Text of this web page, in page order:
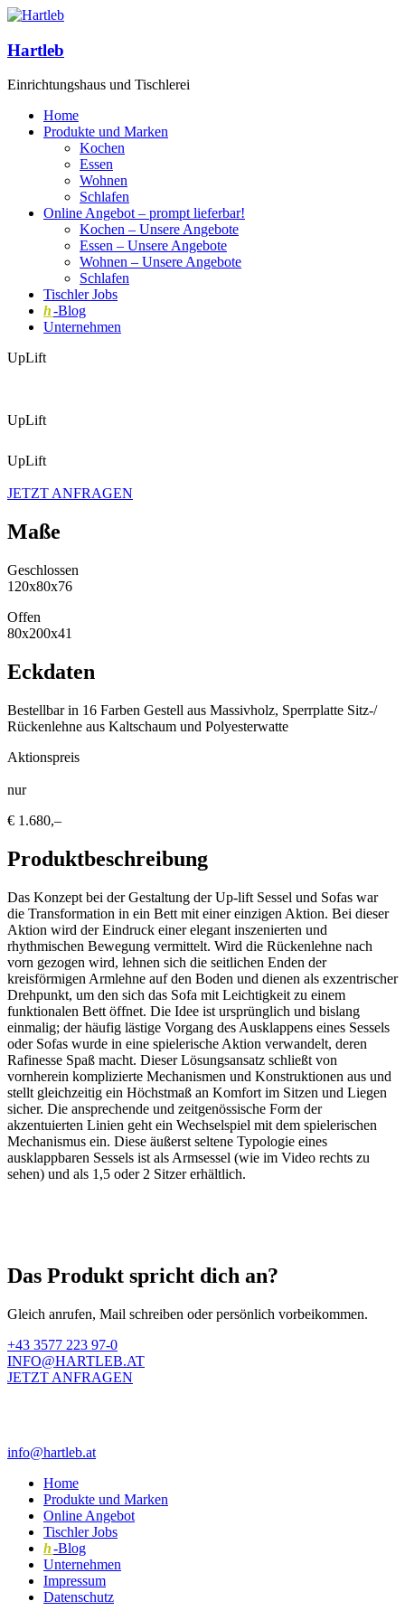
Hartleb
Einrichtungshaus und Tischlerei
Home
Produkte und Marken
Kochen
Essen
Wohnen
Schlafen
Online Angebot – prompt lieferbar!
Kochen – Unsere Angebote
Essen – Unsere Angebote
Wohnen – Unsere Angebote
Schlafen
Tischler Jobs
h-Blog
Unternehmen
UpLift
UpLift
UpLift
JETZT ANFRAGEN
Maße
Geschlossen
120x80x76
Offen
80x200x41
Eckdaten
Bestellbar in 16 Farben Gestell aus Massivholz, Sperrplatte Sitz-/
Rückenlehne aus Kaltschaum und Polyesterwatte
Aktionspreis
nur
€ 1.680,–
Produktbeschreibung
Das Konzept bei der Gestaltung der Up-lift Sessel und Sofas war
die Transformation in ein Bett mit einer einzigen Aktion. Bei dieser
Aktion wird der Eindruck einer elegant inszenierten und
rhythmischen Bewegung vermittelt. Wird die Rückenlehne nach
vorn gezogen wird, lehnen sich die seitlichen Enden der
kreisförmigen Armlehne auf den Boden und dienen als exzentrischer
Drehpunkt, um den sich das Sofa mit Leichtigkeit zu einem
funktionalen Bett öffnet. Die Idee ist ursprünglich und bislang
einmalig; der häufig lästige Vorgang des Ausklappens eines Sessels
oder Sofas wurde in eine spielerische Aktion verwandelt, deren
Rafinesse Spaß macht. Dieser Lösungsansatz schließt von
vornherein komplizierte Mechanismen und Konstruktionen aus und
stellt gleichzeitig ein Höchstmaß an Komfort im Sitzen und Liegen
sicher. Die ansprechende und zeitgenössische Form der
akzentuierten Linien geht ein Wechselspiel mit dem spielerischen
Mechanismus ein. Diese äußerst seltene Typologie eines
ausklappbaren Sessels ist als Armsessel (wie im Video rechts zu
sehen) und als 1,5 oder 2 Sitzer erhältlich.
Das Produkt spricht dich an?
Gleich anrufen, Mail schreiben oder persönlich vorbeikommen.
+43 3577 223 97-0
INFO@HARTLEB.AT
JETZT ANFRAGEN
info@hartleb.at
Home
Produkte und Marken
Online Angebot
Tischler Jobs
h-Blog
Unternehmen
Impressum
Datenschutz